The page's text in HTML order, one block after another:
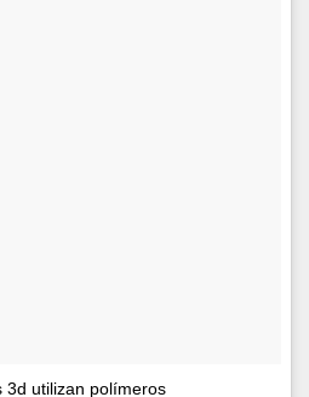
3d utilizan polímeros